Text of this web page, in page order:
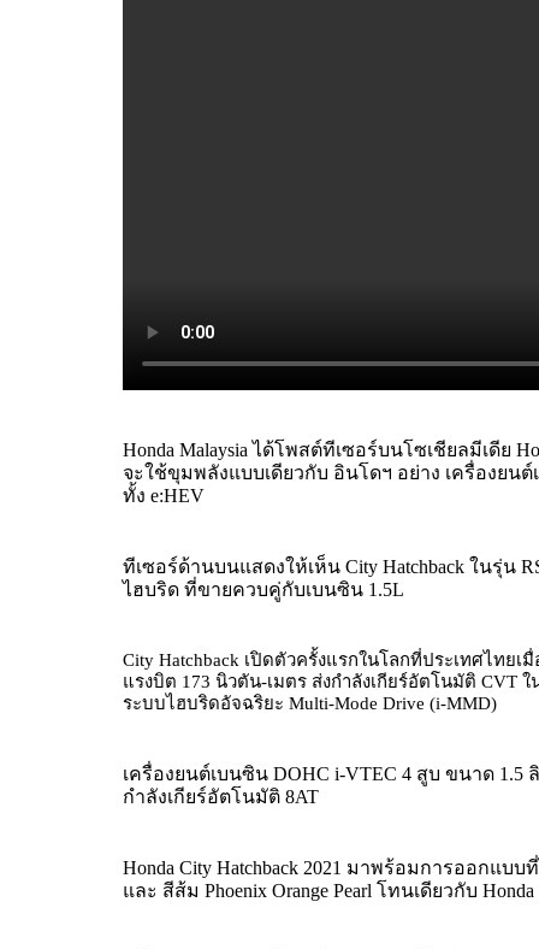
Honda Malaysia ได้โพสต์ทีเซอร์บนโซเชียลมีเดีย
จะใช้ขุมพลังแบบเดียวกับ อินโดฯ อย่าง เครื่องยน
ทั้ง e:HEV
ทีเซอร์ด้านบนแสดงให้เห็น City Hatchback ในรุ่น
ไฮบริด ที่ขายควบคู่กับเบนซิน 1.5L
City Hatchback เปิดตัวครั้งแรกในโลกที่ประเทศไทย
แรงบิต 173 นิวตัน-เมตร ส่งกำลังเกียร์อัตโนมัติ CVT
ระบบไฮบริดอัจฉริยะ Multi-Mode Drive (i-MMD)
เครื่องยนต์เบนซิน DOHC i-VTEC 4 สูบ ขนาด 1.5
กำลังเกียร์อัตโนมัติ 8AT
Honda City Hatchback 2021 มาพร้อมการออกแ
และ สีส้ม Phoenix Orange Pearl โทนเดียวกับ Honda